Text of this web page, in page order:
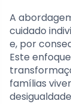
A
cuidado
e, por
Este
famílias